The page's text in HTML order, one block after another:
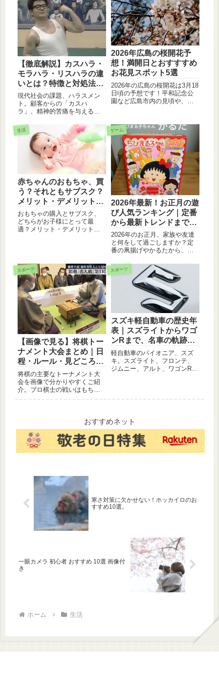
【徹底解説】カスハラ・
モラハラ・リスハラの違
いとは？特徴と対処法を
プロが伝授
現代社会の課題、ハラスメン
ト。顧客からの「カスハ
ラ」、精神的苦痛を与える
る「リストラハラスメント」
の具体的な事例と対策を詳し
く解説します。自分を守り、
健全な職場環境を作るための
必須知識をチェックしましょ
2026年広島の桜開花予
想！満開日とおすすすめ
お花見スポット5選
2026年の広島の桜開花は3月18
日頃の予想です！平和記念公
園など広島市内の見頃や、子
の計画にぜひお役立てくださ
い。
生活
赤ちゃんのおもちゃ、買
う？それともサブスク？
メリット・デメリットを
徹底比較！【2024年最新
版】
おもちゃの購入とサブスク、
どちらがお子様にとって最
適？メリット・デメリットを
ましょう。人気のサブスクサ
ービスも紹介！
ゲーム
2026年最新！お正月の遊
び人気ランキング｜定番
から最新トレンドまで徹
底紹介
2026年のお正月、家族や友達
と何をして過ごしますか？定
番の凧揚げやかるたから、今
り上がること間違いなしの遊
び10選を詳しく解説！子供か
ら大人まで楽しめる新年の過
ごし方をチェックして、最高
の御用始めを迎えましょう。
スポーツ
【画像で見る】将棋トー
ナメント大会まとめ｜日
程・ルール・見どころを
解説
将棋の主要なトーナメント大
会を画像で分かりやすくご紹
介。プロ棋士の戦いはもちろ
スポーツ
スズキ軽自動車の歴史年
表｜スズライトからワゴ
ンRまで、名車の軌跡を
辿る
軽自動車のパイオニア、スズ
キ。スズライト、フロンテ、
ジムニー、アルト、ワゴンRな
おすすめネット
寒さ対策に欠かせない！ホッカイロのお
すすめ10選。
一眼カメラ 初心者 おすすめ 10選 画像付
き
ホーム 生活